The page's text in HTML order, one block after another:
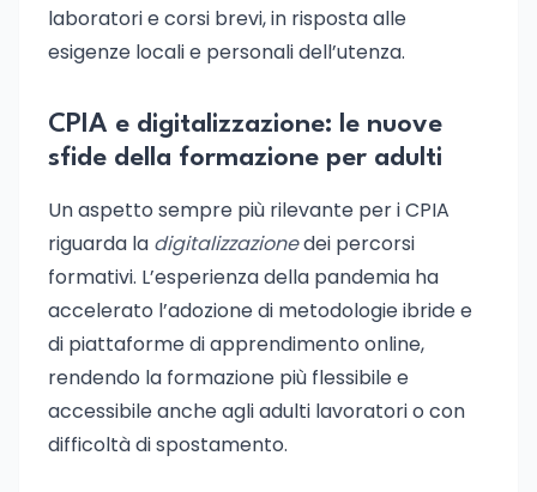
laboratori e corsi brevi, in risposta alle
esigenze locali e personali dell’utenza.
CPIA e digitalizzazione: le nuove
sfide della formazione per adulti
Un aspetto sempre più rilevante per i CPIA
riguarda la digitalizzazionedei percorsi
formativi. L’esperienza della pandemia ha
accelerato l’adozione di metodologie ibride e
di piattaforme di apprendimento online,
rendendo la formazione più flessibile e
accessibile anche agli adulti lavoratori o con
difficoltà di spostamento.